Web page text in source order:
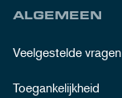
ALGEMEEN
Veelgestelde vragen
Toegankelijkheid